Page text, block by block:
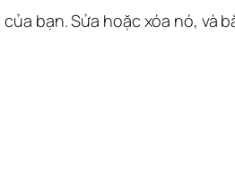
bạn. Sửa hoặc xóa nó, và